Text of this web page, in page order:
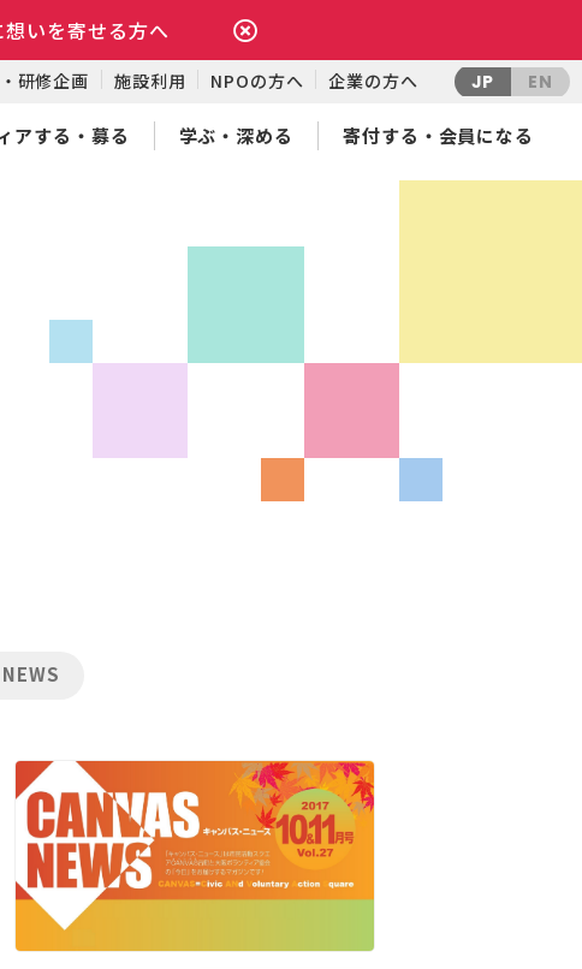
いを寄せる方へ
研修企画 施設利用 NPOの方へ 企業の方へ JP EN
アする・募る 学ぶ・深める 寄付する・会員になる